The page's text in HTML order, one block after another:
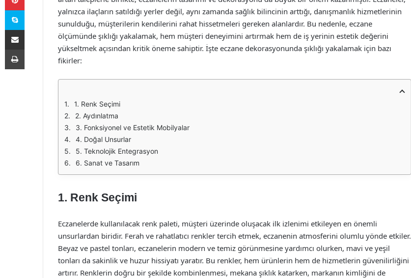
yalnızca ilaçların satıldığı yerler değil, aynı zamanda sağlık bilincinin arttığı, danışmanlık hizmetlerinin
sunulduğu, müşterilerin kendilerini rahat hissetmeleri gereken alanlardır. Bu nedenle, eczane
ölçümünde şıklığı yakalamak, hem müşteri deneyimini artırmak hem de iş yerinin estetik değerini
yükseltmek açısından kritik öneme sahiptir. İşte eczane dekorasyonunda şıklığı yakalamak için bazı
fikirler:
1. Renk Seçimi
2. Aydınlatma
3. Fonksiyonel ve Estetik Mobilyalar
4. Doğal Unsurlar
5. Teknolojik Entegrasyon
6. Sanat ve Tasarım
1. Renk Seçimi
Eczanelerde kullanılacak renk paleti, müşteri üzerinde oluşacak ilk izlenimi etkileyen en önemli
unsurlardan biridir. Ferah ve rahatlatıcı renkler tercih etmek, eczanenin atmosferini olumlu yönde etkiler.
Beyaz ve pastel tonları, eczanelerin modern ve temiz görünmesine yardımcı olurken, mavi ve yeşil
tonları da sakinlik ve huzur hissiyatı yaratır. Bu renkler, hem ürünlerin hem de hizmetlerin güvenilirliğini
artırır. Renklerin doğru bir şekilde kombinlenmesi, mekana şıklık katarken, markanın kimliğini de
Skype
E-Posta ile paylaş